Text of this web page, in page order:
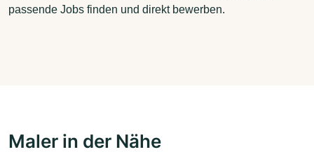
passende Jobs finden und direkt bewerben.
Maler in der Nähe